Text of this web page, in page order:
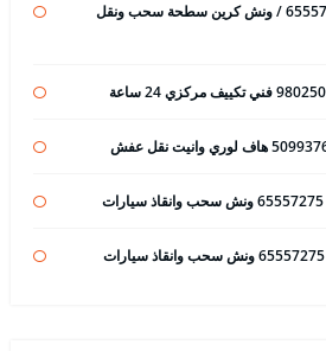
ونش ابو حليفة رقم / 65557275 / ونش كرين سطحة سحب ونقل